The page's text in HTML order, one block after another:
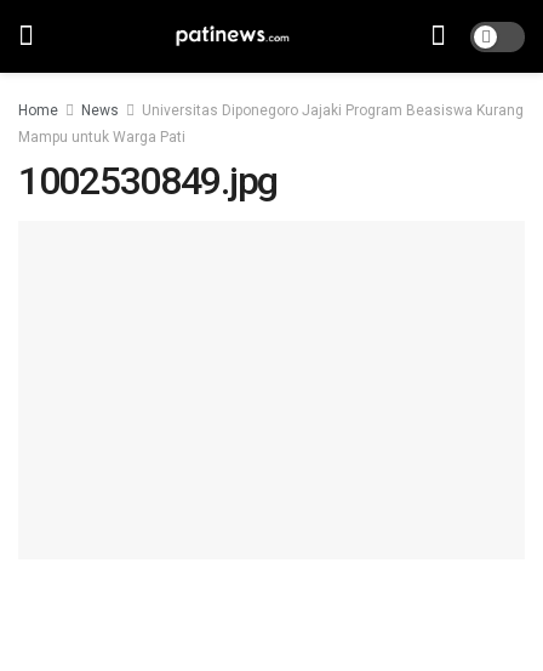
Home News
Universitas Diponegoro Jajaki Program Beasiswa Kurang
Mampu untuk Warga Pati
1002530849.jpg